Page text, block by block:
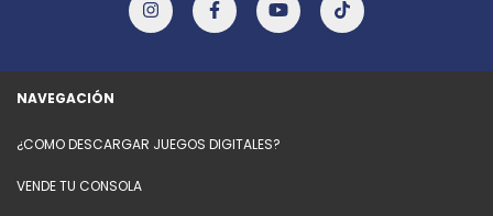
NAVEGACIÓN
¿COMO DESCARGAR JUEGOS DIGITALES?
VENDE TU CONSOLA